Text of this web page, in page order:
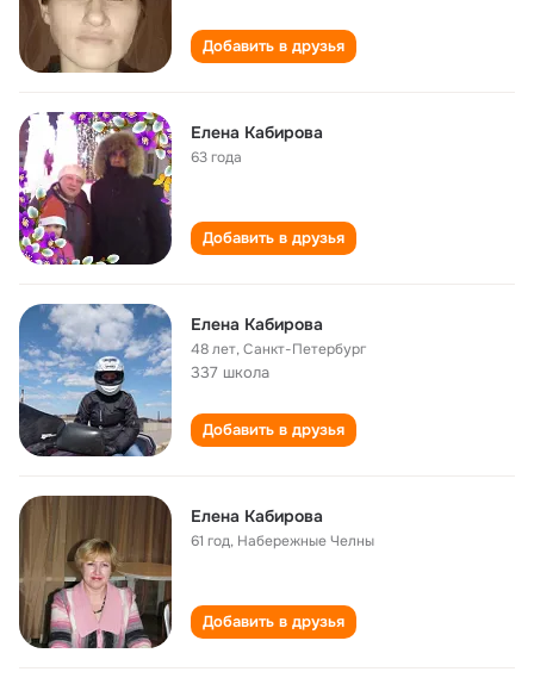
Добавить в друзья
Елена Кабирова
63 года
Добавить в друзья
Елена Кабирова
48 лет,Санкт-Петербург
337 школа
Добавить в друзья
Елена Кабирова
61 год, Набережные Челны
Добавить в друзья